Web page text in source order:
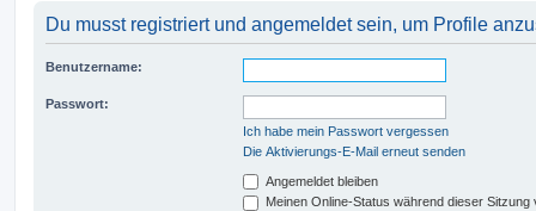
Du musst registriert und angemeldet sein, um Profile
Benutzername:
Passwort:
Ich habe mein Passwort vergessen
Die Aktivierungs-E-Mail erneut senden
Angemeldet bleiben
Meinen Online-Status während dieser Sitzung